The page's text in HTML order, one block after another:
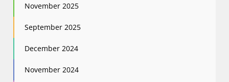
November 2025
September 2025
December 2024
November 2024